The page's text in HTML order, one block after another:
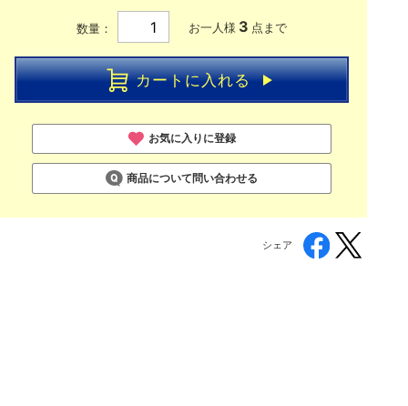
数量： お一人様 3 点まで
カートに入れる
お気に入りに登録
商品について問い合わせる
シェア